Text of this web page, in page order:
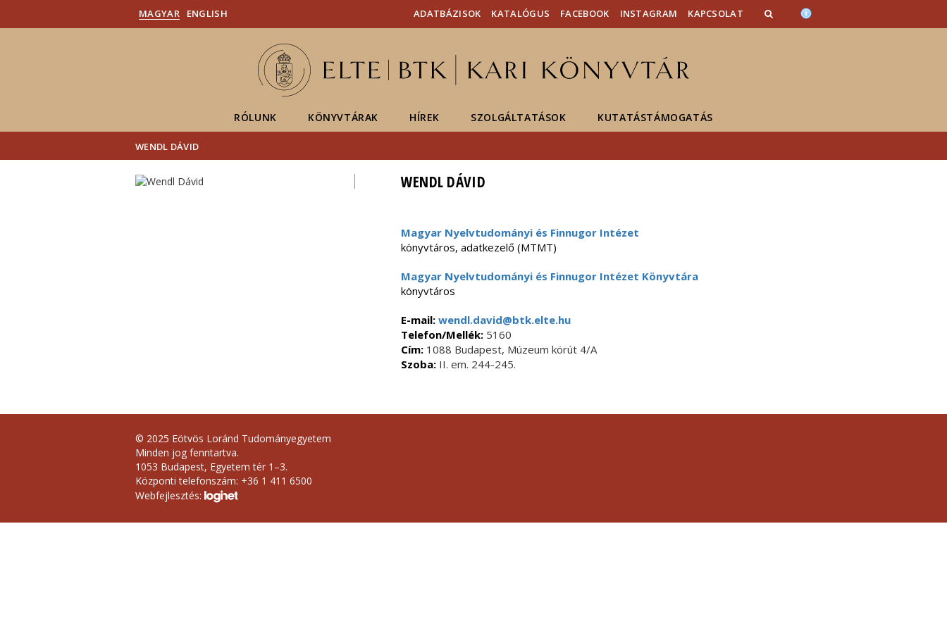
Hírek
Események
ELTE a
MAGYAR ENGLISH ADATBÁZISOK KATALÓGUS FACEBOOK INSTAGRAM KAPCSOLAT
RÓLUNK KÖNYVTÁRAK HÍREK SZOLGÁLTATÁSOK KUTATÁSTÁMOGATÁS
WENDL DÁVID
WENDL DÁVID
Magyar Nyelvtudományi és Finnugor Intézet
könyvtáros, adatkezelő (MTMT)
Magyar Nyelvtudományi és Finnugor Intézet Könyvtára
könyvtáros
E-mail:wendl.david@btk.elte.hu
Telefon/Mellék:5160
Cím:1088 Budapest, Múzeum körút 4/A
Szoba:II. em. 244-245.
© 2025 Eötvös Loránd Tudományegyetem
Minden jog fenntartva.
1053 Budapest, Egyetem tér 1–3.
Központi telefonszám: +36 1 411 6500
Webfejlesztés: